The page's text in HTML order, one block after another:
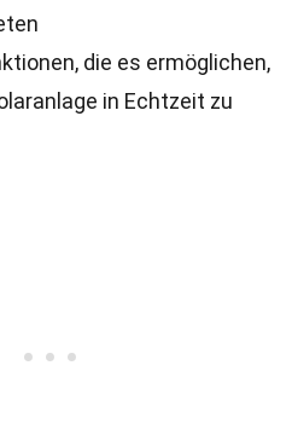
die es ermöglichen,
in Echtzeit zu